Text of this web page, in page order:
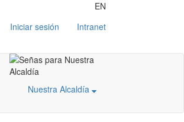
EN
Iniciar sesión Intranet
Nuestra Alcaldía